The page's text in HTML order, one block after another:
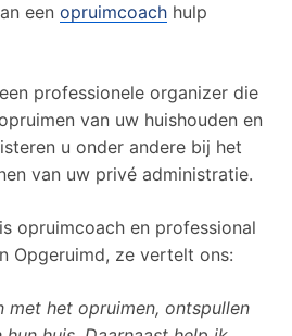
een opruimcoach hulp
professionele organizer die
van uw huishouden en
u onder andere bij het
van uw privé administratie.
opruimcoach en professional
Opgeruimd, ze vertelt ons:
met het opruimen, ontspullen